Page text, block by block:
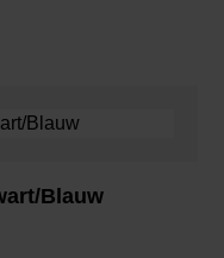
Blauw